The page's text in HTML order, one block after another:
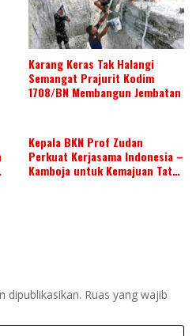
Karang Keras Tak Halangi
Semangat Prajurit Kodim
1708/BN Membangun Jembatan
Kepala BKN Prof Zudan
Perkuat Kerjasama Indonesia –
Kamboja untuk Kemajuan Tata
dipublikasikan. Ruas yang wajib